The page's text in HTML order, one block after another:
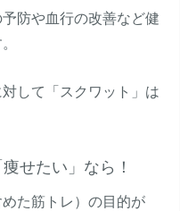
防や血行の改善など健
して「スクワット」は
せたい」なら！
た筋トレ）の目的が